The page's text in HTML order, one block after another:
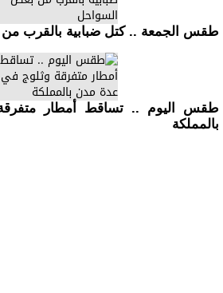
طقس الجمعة .. كتل ضبابية بالقرب
طقس اليوم .. تساقط أمطار
بالمملكة